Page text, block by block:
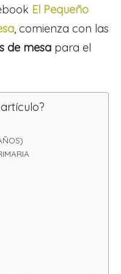
El Pequeño
, comienza con las
de mesa para el